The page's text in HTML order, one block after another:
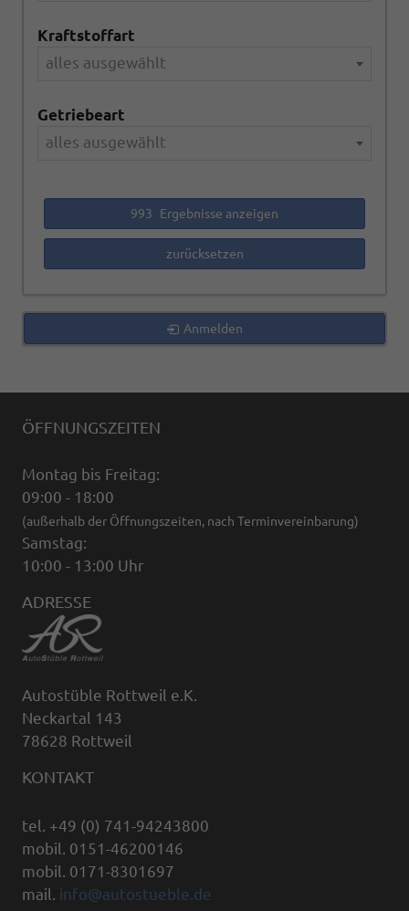
Kraftstoffart
alles ausgewählt
Getriebeart
alles ausgewählt
993 Ergebnisse anzeigen
zurücksetzen
Anmelden
ÖFFNUNGSZEITEN
Montag bis Freitag:
09:00 - 18:00
(außerhalb der Öffnungszeiten, nach Terminvereinbarung)
Samstag:
10:00 - 13:00 Uhr
ADRESSE
Autostüble Rottweil e.K.
Neckartal 143
78628 Rottweil
KONTAKT
tel. +49 (0) 741-94243800
mobil. 0151-46200146
mobil. 0171-8301697
mail. info@autostueble.de